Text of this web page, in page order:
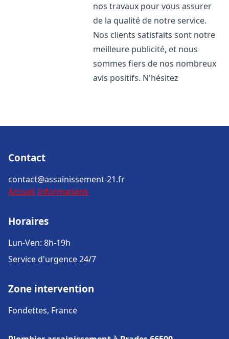
nos travaux pour vous assurer
de la qualité de notre service.
Nos clients satisfaits sont notre
meilleure publicité, et nous
sommes fiers de nos nombreux
avis positifs. N'hésitez
Contact
contact@assainissement-21.fr
Accueil Informations
Horaires
Lun-Ven: 8h-19h
Service d'urgence 24/7
Zone intervention
Fondettes, France